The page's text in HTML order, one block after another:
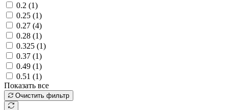
0.2 (1)
0.25 (1)
0.27 (4)
0.28 (1)
0.325 (1)
0.37 (1)
0.49 (1)
0.51 (1)
Показать все
Очистить фильтр